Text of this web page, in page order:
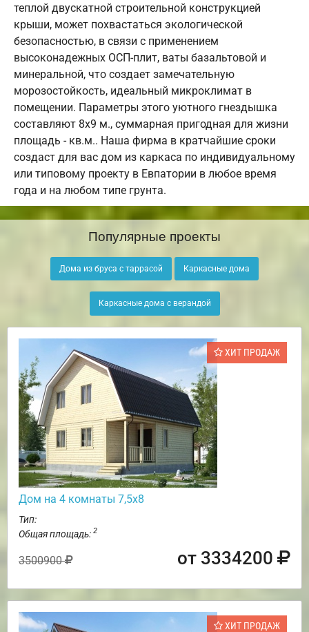
теплой двускатной строительной конструкцией
крыши, может похвастаться экологической
безопасностью, в связи с применением
высоконадежных ОСП-плит, ваты базальтовой и
минеральной, что создает замечательную
морозостойкость, идеальный микроклимат в
помещении. Параметры этого уютного гнездышка
составляют 8х9 м., суммарная пригодная для жизни
площадь - кв.м.. Наша фирма в кратчайшие сроки
создаст для вас дом из каркаса по индивидуальному
или типовому проекту в Евпатории в любое время
года и на любом типе грунта.
Популярные проекты
Дома из бруса с таррасой Каркасные дома
Каркасные дома с верандой
ХИТ ПРОДАЖ
Дом на 4 комнаты 7,5х8
Тип:
Общая площадь: 2
3500900 от 3334200
ХИТ ПРОДАЖ